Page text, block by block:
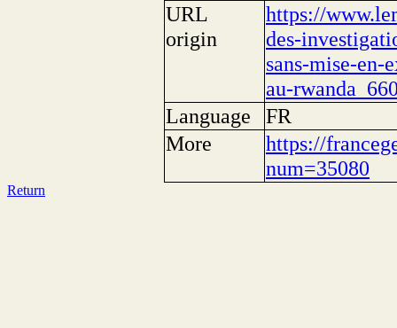
URL
origin
https://
des-
sans-mise-en-
au-
Language
FR
More
https://
num=35080
Return